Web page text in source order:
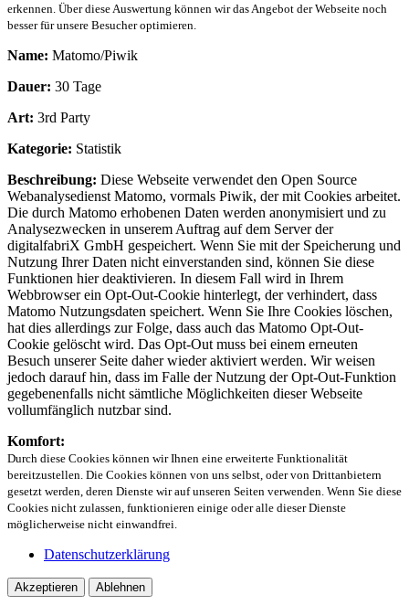
erkennen. Über diese Auswertung können wir das Angebot der Webseite noch
besser für unsere Besucher optimieren.
Name: Matomo/Piwik
Dauer: 30 Tage
Art: 3rd Party
Kategorie: Statistik
Beschreibung: Diese Webseite verwendet den Open Source
Webanalysedienst Matomo, vormals Piwik, der mit Cookies arbeitet.
Die durch Matomo erhobenen Daten werden anonymisiert und zu
Analysezwecken in unserem Auftrag auf dem Server der
digitalfabriX GmbH gespeichert. Wenn Sie mit der Speicherung und
Nutzung Ihrer Daten nicht einverstanden sind, können Sie diese
Funktionen hier deaktivieren. In diesem Fall wird in Ihrem
Webbrowser ein Opt-Out-Cookie hinterlegt, der verhindert, dass
Matomo Nutzungsdaten speichert. Wenn Sie Ihre Cookies löschen,
hat dies allerdings zur Folge, dass auch das Matomo Opt-Out-
Cookie gelöscht wird. Das Opt-Out muss bei einem erneuten
Besuch unserer Seite daher wieder aktiviert werden. Wir weisen
jedoch darauf hin, dass im Falle der Nutzung der Opt-Out-Funktion
gegebenenfalls nicht sämtliche Möglichkeiten dieser Webseite
vollumfänglich nutzbar sind.
Komfort:
Durch diese Cookies können wir Ihnen eine erweiterte Funktionalität
bereitzustellen. Die Cookies können von uns selbst, oder von Drittanbietern
gesetzt werden, deren Dienste wir auf unseren Seiten verwenden. Wenn Sie diese
Cookies nicht zulassen, funktionieren einige oder alle dieser Dienste
möglicherweise nicht einwandfrei.
Datenschutzerklärung
Akzeptieren Ablehnen